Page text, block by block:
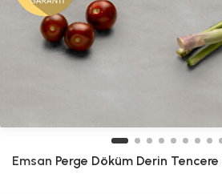
Emsan Perge Döküm Derin